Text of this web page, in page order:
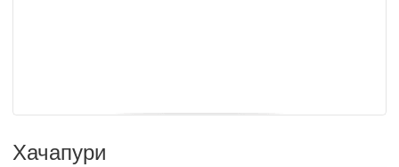
Хачапури